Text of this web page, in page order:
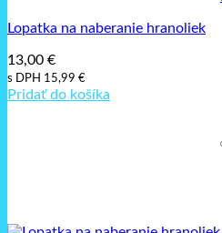
Lopatka na naberanie hranoliek
13,00 €
s DPH 15,99 €
Pridať do košíka